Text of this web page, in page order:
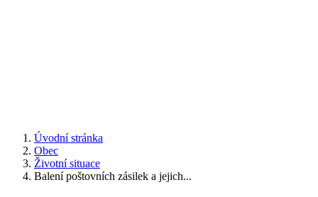
Úvodní stránka
Obec
Životní situace
Balení poštovních zásilek a jejich...